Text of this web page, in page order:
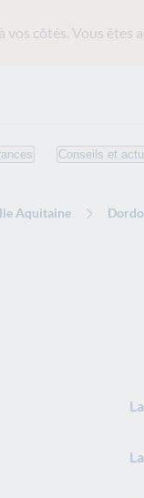
à vos côtés. Vous êtes
Conseils et
Aquitaine